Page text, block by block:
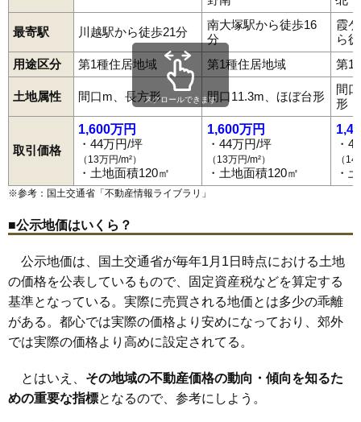
2,045万円 6.4%
32万円 20.0%
79 今福 32万円 1,716万円 19.4%
80 下松原 32万円 1,888万円 9.4%
81 天沼新田 31万円 2,116万円 22.8%
吉田 1,827万円 13.9%
かすみ野 1,992万円 22.5%
84 小ケ谷 29万円 1,763万円 7.8%
86 牛子 27万円 1,625万円 7.8%
87 中台南 26万円 3,062万円 24.9%
88 豊田本 25万円 1,494万円 13.1%
89 古市場 25万円 1,484万円 6.0%
90 上寺山 23万円 1,609万円 7.8%
91 府川 22万円 1,304万円
92 山田 22万円 1,363万円 -3.2%
93 笠幡 22万円 1,427万円
最寄駅 川越駅から徒歩21分
南大塚駅から徒歩16
分
霞
ら
用途区分
第1種住居地域 第1種住居地域 第1
土地属性 間口m、長方形 間口11.3m、ほぼ台形
間
形
取引価格
1,600万円
・44万円/坪
（13万円/m²）
・土地面積120㎡
1,600万円
・44万円/坪
（13万円/m²）
・土地面積120㎡
・
（
・
スクロールできます
※参考：国土交通省「不動産情報ライブラリ 」
■公示地価はいくら？
公示地価は、国土交通省が毎年1月1日時点における土地
の価格を公表しているもので、固定資産税などを算定する
基準となっている。実際に売買される地価とは多少の乖離
がある。都心では実際の価格より安めになっており、郊外
では実際の価格より高めに設定されてる。
とはいえ、 その地域の不動産価格の動向・傾向を知るた
めの重要な指標となるので、参考にしよう。
下新河岸下広谷下松原城下町新富町神明町末広町菅間砂
砂久保
砂新田諏訪町仙波町田町 月吉町寺井寺尾寺山通町
豊田町
豊田本中老袋仲町中福並木 並木新町
西小仙波町野田町東田町氷川町平塚平塚新田広谷新町府川
福田藤倉 藤間富士見町古市場古谷上古谷本郷増形松江町
松郷的場的場北的場新町南大塚南台南田島南通町宮下町
宮元町
むさし野 元町谷中山城山田 吉田吉田新町
芳野台
四都野台
連雀町六軒町脇田新町大塚新町かし野台大塚
むさし野南中台中台元町中台南菅原町中原町
南古谷駅川越駅西川越駅的場駅笠幡駅新河岸駅川越市駅
霞ケ関駅
鶴ケ島駅 南大塚駅本川越駅